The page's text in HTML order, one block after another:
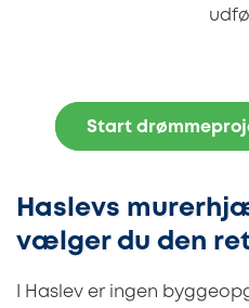
Start
Haslevs
vælger du den
I Haslev er ingen